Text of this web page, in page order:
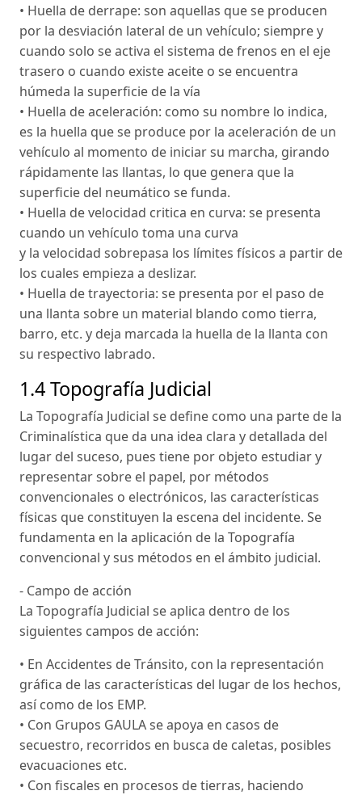
• Huella de derrape: son aquellas que se producen
por la desviación lateral de un vehículo; siempre y
cuando solo se activa el sistema de frenos en el eje
trasero o cuando existe aceite o se encuentra
húmeda la superficie de la vía
• Huella de aceleración: como su nombre lo indica,
es la huella que se produce por la aceleración de un
vehículo al momento de iniciar su marcha, girando
rápidamente las llantas, lo que genera que la
superficie del neumático se funda.
• Huella de velocidad critica en curva: se presenta
cuando un vehículo toma una curva
y la velocidad sobrepasa los límites físicos a partir de
los cuales empieza a deslizar.
• Huella de trayectoria: se presenta por el paso de
una llanta sobre un material blando como tierra,
barro, etc. y deja marcada la huella de la llanta con
su respectivo labrado.
1.4 Topografía Judicial
La Topografía Judicial se define como una parte de la
Criminalística que da una idea clara y detallada del
lugar del suceso, pues tiene por objeto estudiar y
representar sobre el papel, por métodos
convencionales o electrónicos, las características
físicas que constituyen la escena del incidente. Se
fundamenta en la aplicación de la Topografía
convencional y sus métodos en el ámbito judicial.
- Campo de acción
La Topografía Judicial se aplica dentro de los
siguientes campos de acción:
• En Accidentes de Tránsito, con la representación
gráfica de las características del lugar de los hechos,
así como de los EMP.
• Con Grupos GAULA se apoya en casos de
secuestro, recorridos en busca de caletas, posibles
evacuaciones etc.
• Con fiscales en procesos de tierras, haciendo